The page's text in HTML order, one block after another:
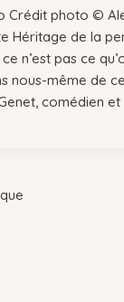
Crédit photo ©
Héritage de la
n’est pas ce
nous-même de
comédien